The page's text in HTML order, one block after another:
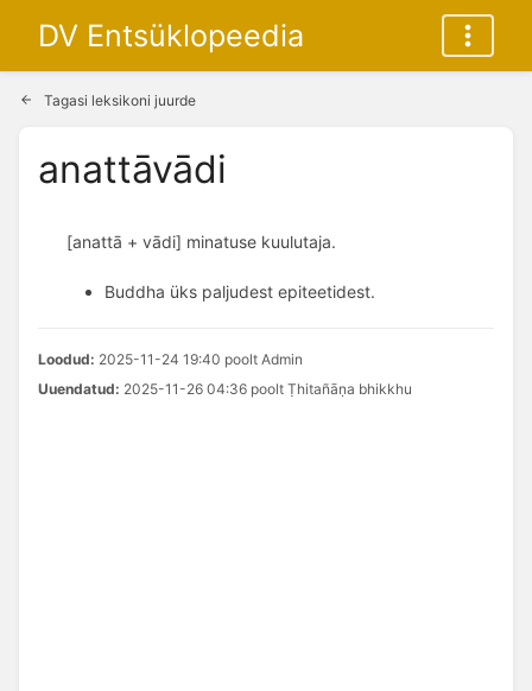
DV Entsüklopeedia
Tagasi leksikoni juurde
anattāvādi
[anattā + vādi] minatuse kuulutaja.
Buddha üks paljudest epiteetidest.
Loodud: 2025-11-24 19:40 poolt Admin
Uuendatud: 2025-11-26 04:36 poolt Ṭhitañāṇa bhikkhu